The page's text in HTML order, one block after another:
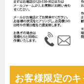
お客様限定のキ